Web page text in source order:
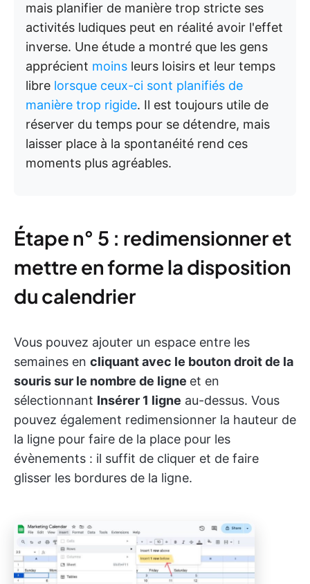
mais planifier de manière trop stricte ses
activités ludiques peut en réalité avoir l'effet
inverse. Une étude a montré que les gens
apprécient moins leurs loisirs et leur temps
libre lorsque ceux-ci sont planifiés de
manière trop rigide. Il est toujours utile de
réserver du temps pour se détendre, mais
laisser place à la spontanéité rend ces
moments plus agréables.
Étape n° 5 : redimensionner et
mettre en forme la disposition
du calendrier
Vous pouvez ajouter un espace entre les
semaines en cliquant avec le bouton droit de la
souris sur le nombre de ligne et en
sélectionnant Insérer 1 ligne au-dessus. Vous
pouvez également redimensionner la hauteur de
la ligne pour faire de la place pour les
évènements : il suffit de cliquer et de faire
glisser les bordures de la ligne.